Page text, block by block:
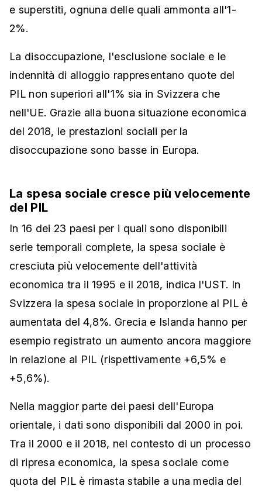
e superstiti, ognuna delle quali ammonta all'1-
2%.
La disoccupazione, l'esclusione sociale e le
indennità di alloggio rappresentano quote del
PIL non superiori all'1% sia in Svizzera che
nell'UE. Grazie alla buona situazione economica
del 2018, le prestazioni sociali per la
disoccupazione sono basse in Europa.
La spesa sociale cresce più velocemente
del PIL
In 16 dei 23 paesi per i quali sono disponibili
serie temporali complete, la spesa sociale è
cresciuta più velocemente dell'attività
economica tra il 1995 e il 2018, indica l'UST. In
Svizzera la spesa sociale in proporzione al PIL è
aumentata del 4,8%. Grecia e Islanda hanno per
esempio registrato un aumento ancora maggiore
in relazione al PIL (rispettivamente +6,5% e
+5,6%).
Nella maggior parte dei paesi dell'Europa
orientale, i dati sono disponibili dal 2000 in poi.
Tra il 2000 e il 2018, nel contesto di un processo
di ripresa economica, la spesa sociale come
quota del PIL è rimasta stabile a una media del